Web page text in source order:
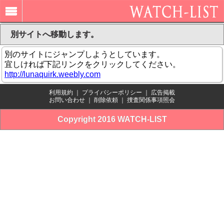
別サイトへ移動します。
別のサイトにジャンプしようとしています。
宜しければ下記リンクをクリックしてください。
http://lunaquirk.weebly.com
利用規約 プライバシーポリシー
広告掲載
お問い合わせ
削除依頼 捜査関係事項照会
Copyright 2016 WATCH-LIST